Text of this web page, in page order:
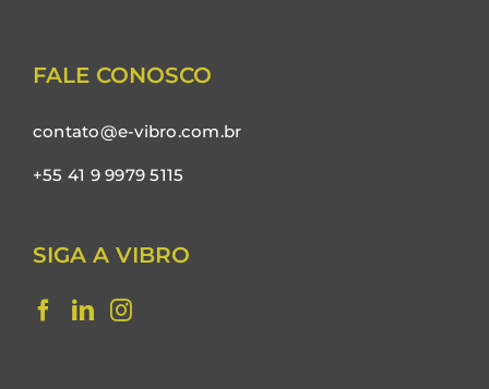
FALE CONOSCO
contato@e-vibro.com.br
+55 41 9 9979 5115
SIGA A VIBRO